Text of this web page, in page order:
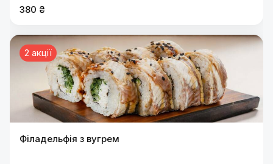
380 ₴
2 акції
Філадельфія з вугрем